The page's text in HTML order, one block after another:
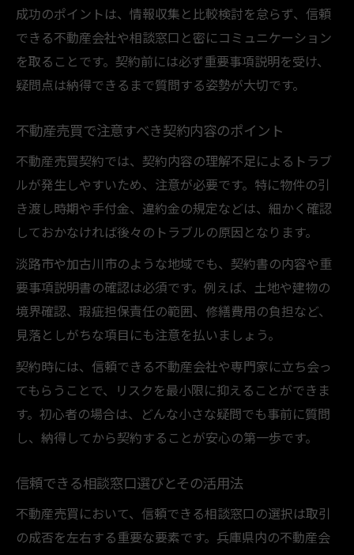
成功のポイントは、情報収集と比較検討を怠らず、信頼
できる不動産会社や相談窓口と密にコミュニケーション
を取ることです。契約前には必ず重要事項説明を受け、
疑問点は納得できるまで質問する姿勢が大切です。
不動産売買で注意すべき契約内容のポイント
不動産売買契約では、契約内容の理解不足によるトラブ
ルが発生しやすいため、注意が必要です。特に物件の引
き渡し時期や手付金、違約金の規定などは、細かく確認
しておかなければ後々のトラブルの原因となります。
淡路市や加古川市のような地域でも、契約書の内容や重
要事項説明書の確認は必須です。例えば、土地や建物の
境界確認、瑕疵担保責任の範囲、修繕費用の負担など、
見落としがちな項目にも注意を払いましょう。
契約時には、信頼できる不動産会社や専門家に立ち会っ
てもらうことで、リスクを最小限に抑えることができま
す。初心者の場合は、どんな小さな疑問でも事前に質問
し、納得してから契約することが安心の第一歩です。
信頼できる相談窓口選びとその活用法
不動産売買において、信頼できる相談窓口の選択は取引
の成否を左右する重要な要素です。兵庫県内の不動産会